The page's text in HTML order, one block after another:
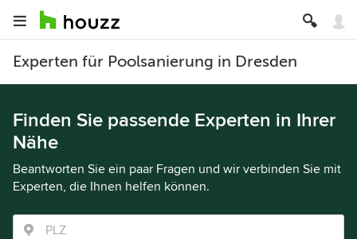
Experten für Poolsanierung in Dresden
Finden Sie passende Experten in Ihrer
Nähe
Beantworten Sie ein paar Fragen und wir verbinden Sie mit
Experten, die Ihnen helfen können.